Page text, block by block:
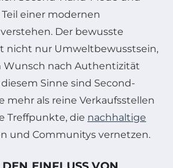
einer modernen
Der bewusste
nicht nur Umweltbewusstsein,
Wunsch nach Authentizität
Sinne sind Second-
mehr als reine Verkaufsstellen
Treffpunkte, die nachhaltige
und Communitys vernetzen.